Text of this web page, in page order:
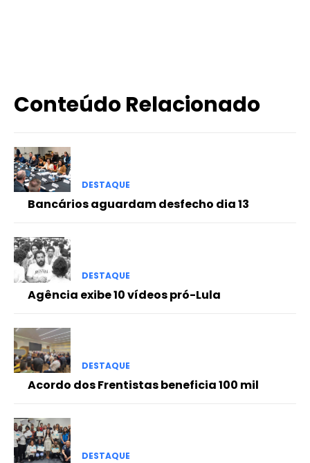
Conteúdo Relacionado
DESTAQUE
Bancários aguardam desfecho dia 13
DESTAQUE
Agência exibe 10 vídeos pró-Lula
DESTAQUE
Acordo dos Frentistas beneficia 100 mil
DESTAQUE